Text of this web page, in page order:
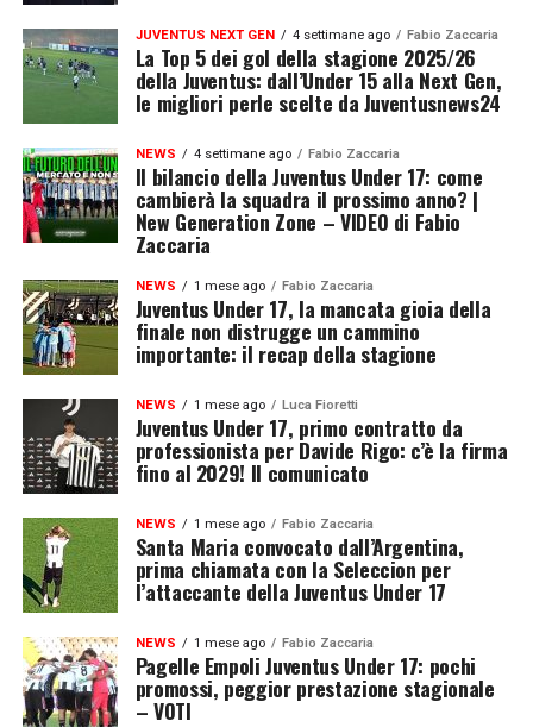
JUVENTUS NEXT GEN 4 settimane ago Fabio Zaccaria
La Top 5 dei gol della stagione 2025/26
della Juventus: dall’Under 15 alla Next Gen,
le migliori perle scelte da Juventusnews24
NEWS 4 settimane ago Fabio Zaccaria
Il bilancio della Juventus Under 17: come
cambierà la squadra il prossimo anno? |
New Generation Zone – VIDEO di Fabio
Zaccaria
NEWS 1 mese ago Fabio Zaccaria
Juventus Under 17, la mancata gioia della
finale non distrugge un cammino
importante: il recap della stagione
NEWS 1 mese ago Luca Fioretti
Juventus Under 17, primo contratto da
professionista per Davide Rigo: c’è la firma
fino al 2029! Il comunicato
NEWS 1 mese ago Fabio Zaccaria
Santa Maria convocato dall’Argentina,
prima chiamata con la Seleccion per
l’attaccante della Juventus Under 17
NEWS 1 mese ago Fabio Zaccaria
Pagelle Empoli Juventus Under 17: pochi
promossi, peggior prestazione stagionale
– VOTI